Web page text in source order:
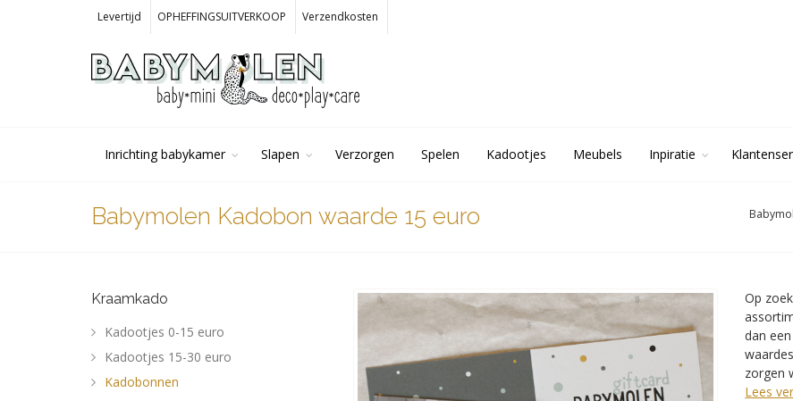
Levertijd OPHEFFINGSUITVERKOOP Verzendkosten
Inrichting babykamer Slapen Verzorgen Spelen Kadootjes Meubels Inpiratie
Babymolen Kadobon waarde 15 euro
Op
dan
zorgen
Lees
Kraamkado
Kadootjes 0-15 euro
Kadootjes 15-30 euro
Kadobonnen